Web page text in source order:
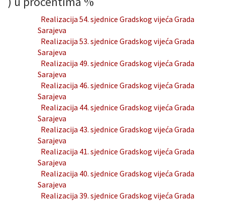
Realizacija 54. sjednice Gradskog vijeća Grada
Sarajeva
Realizacija 53. sjednice Gradskog vijeća Grada
Sarajeva
Realizacija 49. sjednice Gradskog vijeća Grada
Sarajeva
Realizacija 46. sjednice Gradskog vijeća Grada
Sarajeva
Realizacija 44. sjednice Gradskog vijeća Grada
Sarajeva
Realizacija 43. sjednice Gradskog vijeća Grada
Sarajeva
Realizacija 41. sjednice Gradskog vijeća Grada
Sarajeva
Realizacija 40. sjednice Gradskog vijeća Grada
Sarajeva
Realizacija 39. sjednice Gradskog vijeća Grada